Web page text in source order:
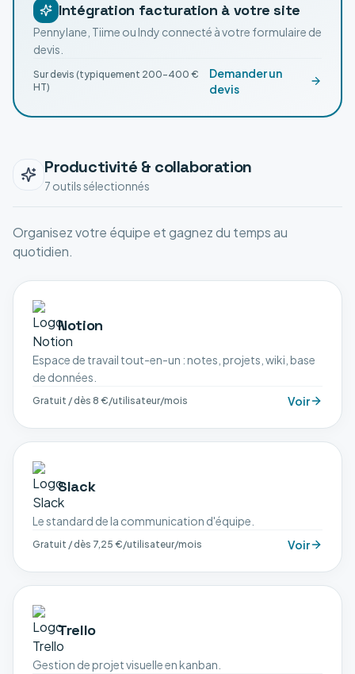
Intégration facturation à votre site
Pennylane, Tiime ou Indy connecté à votre formulaire de
devis.
Sur devis (typiquement 200-400 €
HT)
Demander un
devis
Productivité & collaboration
7 outilssélectionnés
Organisez votre équipe et gagnez du temps au
quotidien.
Notion
Espace de travail tout-en-un : notes, projets, wiki, base
de données.
Gratuit / dès 8 €/utilisateur/mois Voir
Slack
Le standard de la communication d'équipe.
Gratuit / dès 7,25 €/utilisateur/mois Voir
Trello
Gestion de projet visuelle en kanban.